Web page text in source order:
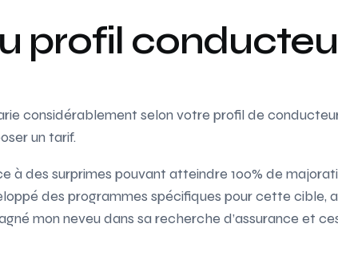
profil
considérablement selon votre profil de
un tarif.
à des surprimes pouvant atteindre 100% de
des programmes spécifiques pour cette cible,
mon neveu dans sa recherche d’assurance et